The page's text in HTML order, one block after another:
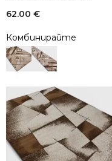
62.00 €
Комбинирайте